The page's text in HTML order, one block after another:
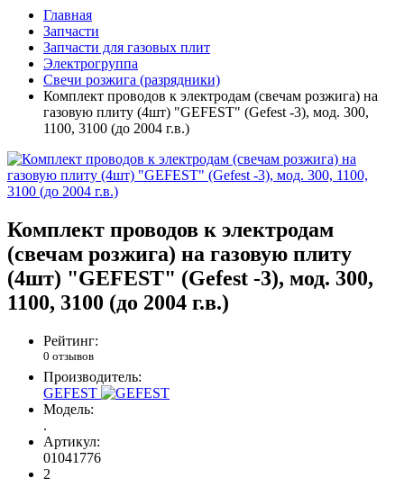
Главная
Запчасти
Запчасти для газовых плит
Электрогруппа
Свечи розжига (разрядники)
Комплект проводов к электродам (свечам розжига) на
газовую плиту (4шт) "GEFEST" (Gefest -3), мод. 300,
1100, 3100 (до 2004 г.в.)
Комплект проводов к электродам
(свечам розжига) на газовую плиту
(4шт) "GEFEST" (Gefest -3), мод. 300,
1100, 3100 (до 2004 г.в.)
Рейтинг:
0 отзывов
Производитель:
GEFEST
Модель:
.
Артикул:
01041776
2